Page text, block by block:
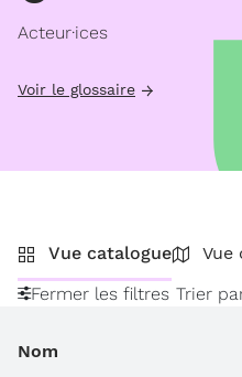
Acteur·ices
Voir le glossaire
Vue catalogue
Vue
Fermer les filtres Trier
Nom